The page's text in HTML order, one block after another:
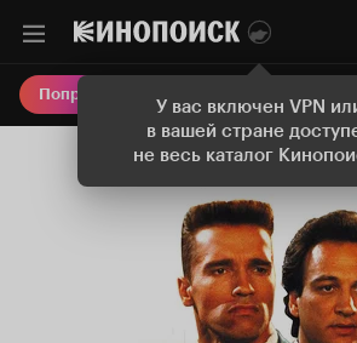
У вас включен VPN
в вашей стране
не весь каталог
Попробовать Плюс Онлайн-